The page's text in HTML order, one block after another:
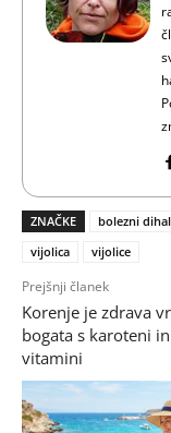
ZNAČKE bolezni dihal
vijolica
vijolice
Prejšnji članek
Korenje je zdrava
bogata s karoteni in
vitamini